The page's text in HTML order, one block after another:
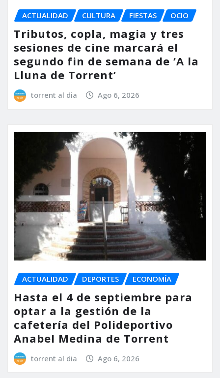
ACTUALIDAD CULTURA FIESTAS OCIO
Tributos, copla, magia y tres
sesiones de cine marcará el
segundo fin de semana de ‘A la
Lluna de Torrent’
torrent al dia Ago 6, 2026
ACTUALIDAD DEPORTES ECONOMÍA
Hasta el 4 de septiembre para
optar a la gestión de la
cafetería del Polideportivo
Anabel Medina de Torrent
torrent al dia Ago 6, 2026